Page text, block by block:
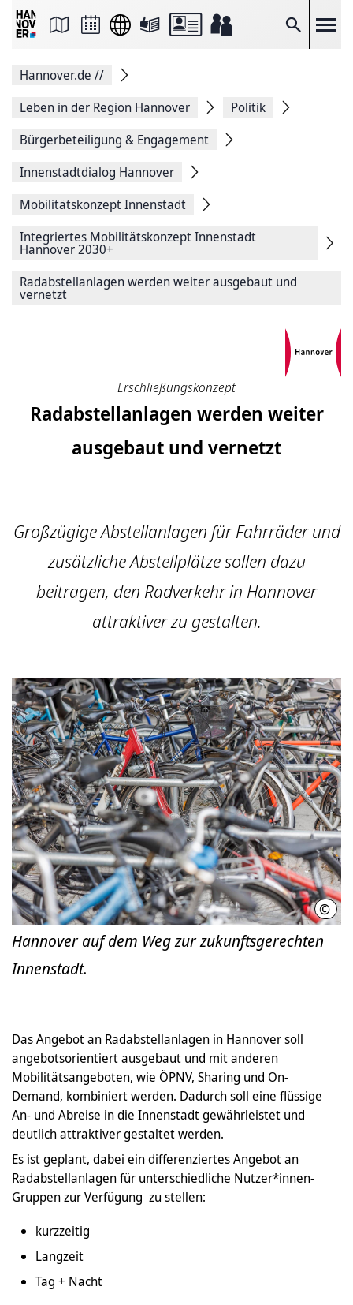
Suche
Seite
Facebook
teilen
Seitenlink
Seite
Hannover.de //
Leben in der Region Hannover
Politik
Bürgerbeteiligung & Engagement
Innenstadtdialog Hannover
Mobilitätskonzept Innenstadt
Integriertes Mobilitätskonzept Innenstadt
Hannover 2030+
Radabstellanlagen werden weiter ausgebaut und
vernetzt
Erschließungskonzept
Radabstellanlagen werden weiter
ausgebaut und vernetzt
Großzügige Abstellanlagen für Fahrräder und
zusätzliche Abstellplätze sollen dazu
beitragen, den Radverkehr in Hannover
attraktiver zu gestalten.
© Ole
Hannover auf dem Weg zur zukunftsgerechten
Innenstadt.
Das Angebot an Radabstellanlagen in Hannover soll
angebotsorientiert ausgebaut und mit anderen
Mobilitätsangeboten, wie ÖPNV, Sharing und On-
Demand, kombiniert werden. Dadurch soll eine flüssige
An- und Abreise in die Innenstadt gewährleistet und
deutlich attraktiver gestaltet werden.
Es ist geplant, dabei ein differenziertes Angebot an
Radabstellanlagen für unterschiedliche Nutzer*innen-
Gruppen zur Verfügung zu stellen:
kurzzeitig
Langzeit
Tag + Nacht